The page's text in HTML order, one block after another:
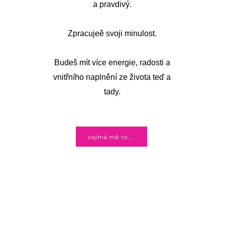
a pravdivý.
Zpracujeě svoji minulost.
Budeš mít více energie, radosti a
vnitřního naplnění ze života teď a
tady.
zajímá mě to...